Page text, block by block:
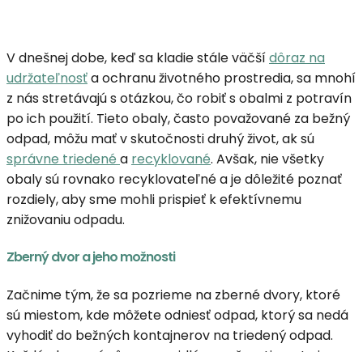
V dnešnej dobe, keď sa kladie stále väčšídôraz na
udržateľnosťa ochranu životného prostredia, sa mnohí
z nás stretávajú s otázkou, čo robiť s obalmi z potravín
po ich použití. Tieto obaly, často považované za bežný
odpad, môžu mať v skutočnosti druhý život, ak sú
správne triedené a recyklované. Avšak, nie všetky
obaly sú rovnako recyklovateľné a je dôležité poznať
rozdiely, aby sme mohli prispieť k efektívnemu
znižovaniu odpadu.
Zberný dvor a jeho možnosti
Začnime tým, že sa pozrieme na zberné dvory, ktoré
sú miestom, kde môžete odniesť odpad, ktorý sa nedá
vyhodiť do bežných kontajnerov na triedený odpad.